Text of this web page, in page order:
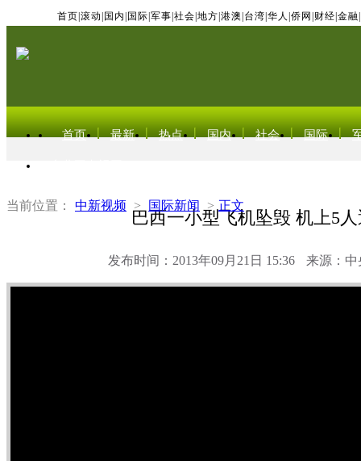
首页 滚动 国内 国际 军事 社会 地方 港澳 台湾 华人 侨网 财经 金融
首页 最新 热点 国内 社会 国际
当前位置： 中新视频 > 国际新闻 > 正文
巴西一小型飞机坠毁 机上5
发布时间：2013年09月21日 15:36 来源：中